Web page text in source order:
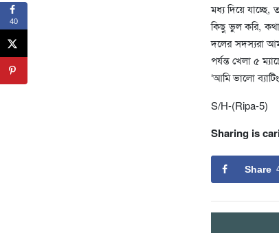
মধ্য দিয়ে যাচ্ছে,
কিছু ভুল করি,
দলের সদস্যরা
পর্যন্ত খেলা ৫
‘আমি ভালো
S/H-(Ripa-5)
Sharing is
Share
40